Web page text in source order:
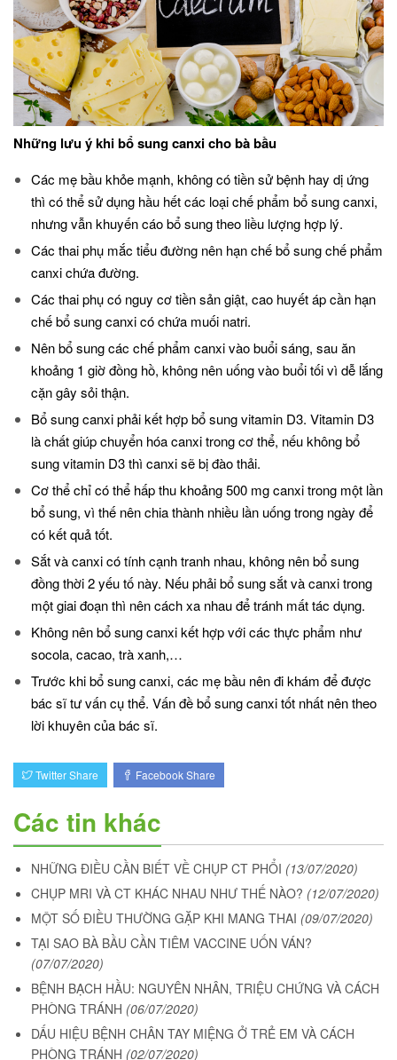
Những lưu ý khi bổ sung canxi cho bà bầu
Các mẹ bầu khỏe mạnh, không có tiền sử bệnh hay dị ứng
thì có thể sử dụng hầu hết các loại chế phẩm bổ sung canxi,
nhưng vẫn khuyến cáo bổ sung theo liều lượng hợp lý.
Các thai phụ mắc tiểu đường nên hạn chế bổ sung chế phẩm
canxi chứa đường.
Các thai phụ có nguy cơ tiền sản giật, cao huyết áp cần hạn
chế bổ sung canxi có chứa muối natri.
Nên bổ sung các chế phẩm canxi vào buổi sáng, sau ăn
khoảng 1 giờ đồng hồ, không nên uống vào buổi tối vì dễ lắng
cặn gây sỏi thận.
Bổ sung canxi phải kết hợp bổ sung vitamin D3. Vitamin D3
là chất giúp chuyển hóa canxi trong cơ thể, nếu không bổ
sung vitamin D3 thì canxi sẽ bị đào thải.
Cơ thể chỉ có thể hấp thu khoảng 500 mg canxi trong một lần
bổ sung, vì thế nên chia thành nhiều lần uống trong ngày để
có kết quả tốt.
Sắt và canxi có tính cạnh tranh nhau, không nên bổ sung
đồng thời 2 yếu tố này. Nếu phải bổ sung sắt và canxi trong
một giai đoạn thì nên cách xa nhau để tránh mất tác dụng.
Không nên bổ sung canxi kết hợp với các thực phẩm như
socola, cacao, trà xanh,…
Trước khi bổ sung canxi, các mẹ bầu nên đi khám để được
bác sĩ tư vấn cụ thể. Vấn đề bổ sung canxi tốt nhất nên theo
lời khuyên của bác sĩ.
Twitter Share Facebook Share
Các tin khác
NHỮNG ĐIỀU CẦN BIẾT VỀ CHỤP CT PHỔI (13/07/2020)
CHỤP MRI VÀ CT KHÁC NHAU NHƯ THẾ NÀO? (12/07/2020)
MỘT SỐ ĐIỀU THƯỜNG GẶP KHI MANG THAI (09/07/2020)
TẠI SAO BÀ BẦU CẦN TIÊM VACCINE UỐN VÁN?
(07/07/2020)
BỆNH BẠCH HẦU: NGUYÊN NHÂN, TRIỆU CHỨNG VÀ CÁCH
PHÒNG TRÁNH (06/07/2020)
DẤU HIỆU BỆNH CHÂN TAY MIỆNG Ở TRẺ EM VÀ CÁCH
PHÒNG TRÁNH (02/07/2020)